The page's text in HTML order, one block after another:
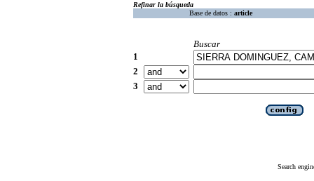
Refinar la búsqueda
Base de datos : article
Buscar
1
2
3
Search